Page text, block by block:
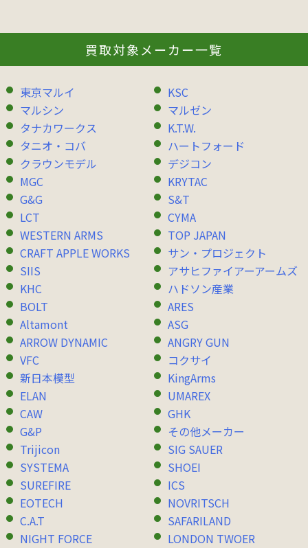
買取対象メーカー一覧
東京マルイ
KSC
マルシン
マルゼン
タナカワークス
K.T.W.
タニオ・コバ
ハートフォード
クラウンモデル
デジコン
MGC
KRYTAC
G&G
S&T
LCT
CYMA
WESTERN ARMS
TOP JAPAN
CRAFT APPLE WORKS
サン・プロジェクト
SIIS
アサヒファイアーアームズ
KHC
ハドソン産業
BOLT
ARES
Altamont
ASG
ARROW DYNAMIC
ANGRY GUN
VFC
コクサイ
新日本模型
KingArms
ELAN
UMAREX
CAW
GHK
G&P
その他メーカー
Trijicon
SIG SAUER
SYSTEMA
SHOEI
SUREFIRE
ICS
EOTECH
NOVRITSCH
C.A.T
SAFARILAND
NIGHT FORCE
LONDON TWOER